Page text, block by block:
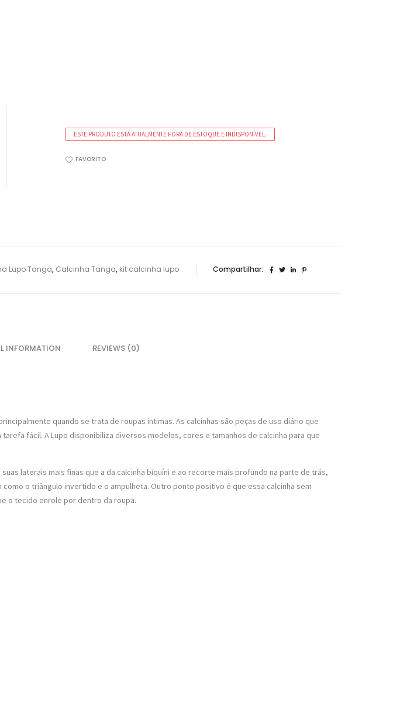
ESTE PRODUTO ESTÁ ATUALMENTE FORA DE ESTOQUE E INDISPONÍVEL.
FAVORITO
Lupo Tanga, Calcinha Tanga, kit calcinha lupo Compartilhar:
INFORMATION REVIEWS (0)
quando se trata de roupas íntimas. As calcinhas são peças de uso diário que
fácil. A Lupo disponibiliza diversos modelos, cores e tamanhos de calcinha para que
laterais mais finas que a da calcinha biquíni e ao recorte mais profundo na parte de trás,
o triângulo invertido e o ampulheta. Outro ponto positivo é que essa calcinha sem
o tecido enrole por dentro da roupa.